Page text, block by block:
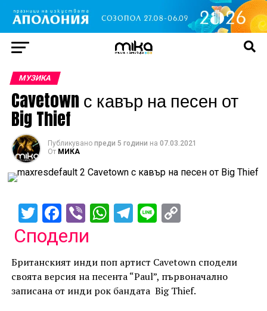
МУЗИКА
Cavetown с кавър на песен от
Big Thief
Публикувано преди 5 години на 07.03.2021
От МИКА
TwitterFacebook
ViberWhatsApp
Telegram
Line
Сподели
Британският инди поп артист Cavetown сподели
своята версия на песента “Paul”, първоначално
записана от инди рок бандата Big Thief.